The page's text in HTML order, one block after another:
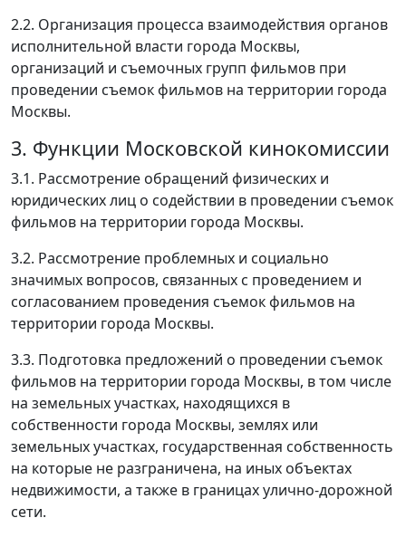
2.2. Организация процесса взаимодействия органов
исполнительной власти города Москвы,
организаций и съемочных групп фильмов при
проведении съемок фильмов на территории города
Москвы.
3. Функции Московской кинокомиссии
3.1. Рассмотрение обращений физических и
юридических лиц о содействии в проведении съемок
фильмов на территории города Москвы.
3.2. Рассмотрение проблемных и социально
значимых вопросов, связанных с проведением и
согласованием проведения съемок фильмов на
территории города Москвы.
3.3. Подготовка предложений о проведении съемок
фильмов на территории города Москвы, в том числе
на земельных участках, находящихся в
собственности города Москвы, землях или
земельных участках, государственная собственность
на которые не разграничена, на иных объектах
недвижимости, а также в границах улично-дорожной
сети.